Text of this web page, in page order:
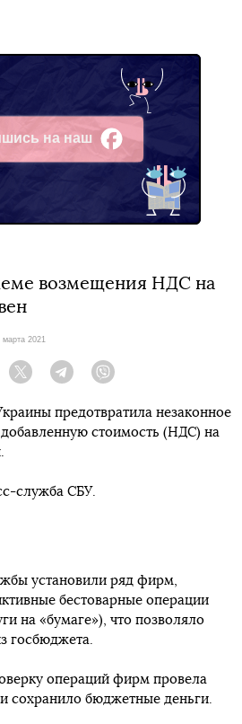
на наш
возмещения НДС на
2021
Twitter Telegram
предотвратила незаконное
стоимость (НДС) на
служба СБУ.
установили ряд фирм,
бестоварные операции
на «бумаге»), что позволяло
госбюджета.
операций фирм провела
сохранило бюджетные деньги.